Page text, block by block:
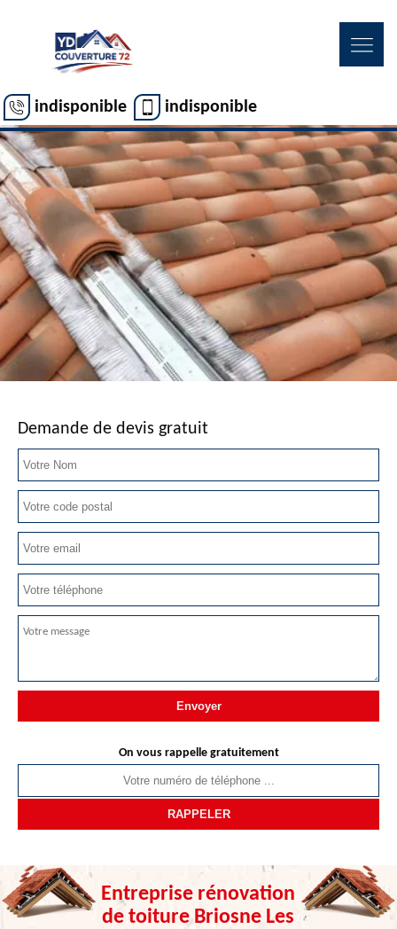
indisponible indisponible
Demande de devis gratuit
On vous rappelle gratuitement
Entreprise rénovation
de toiture Briosne Les